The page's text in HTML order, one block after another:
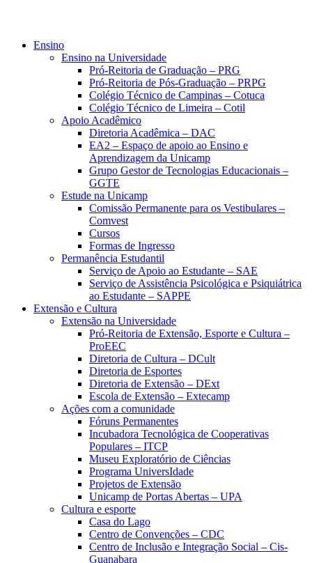
Ensino
Ensino na Universidade
Pró-Reitoria de Graduação – PRG
Pró-Reitoria de Pós-Graduação – PRPG
Colégio Técnico de Campinas – Cotuca
Colégio Técnico de Limeira – Cotil
Apoio Acadêmico
Diretoria Acadêmica – DAC
EA2 – Espaço de apoio ao Ensino e
Aprendizagem da Unicamp
Grupo Gestor de Tecnologias Educacionais –
GGTE
Estude na Unicamp
Comissão Permanente para os Vestibulares –
Comvest
Cursos
Formas de Ingresso
Permanência Estudantil
Serviço de Apoio ao Estudante – SAE
Serviço de Assistência Psicológica e Psiquiátrica
ao Estudante – SAPPE
Extensão e Cultura
Extensão na Universidade
Pró-Reitoria de Extensão, Esporte e Cultura –
ProEEC
Diretoria de Cultura – DCult
Diretoria de Esportes
Diretoria de Extensão – DExt
Escola de Extensão – Extecamp
Ações com a comunidade
Fóruns Permanentes
Incubadora Tecnológica de Cooperativas
Populares – ITCP
Museu Exploratório de Ciências
Programa UniversIdade
Projetos de Extensão
Unicamp de Portas Abertas – UPA
Cultura e esporte
Casa do Lago
Centro de Convenções – CDC
Centro de Inclusão e Integração Social – Cis-
Guanabara